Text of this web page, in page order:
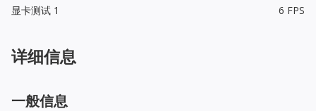
显卡测试 1
6 FPS
详细信息
一般信息